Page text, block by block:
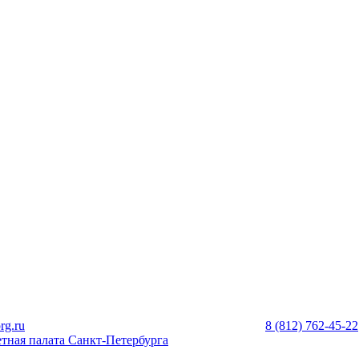
8 (812) 762-45-22
палата Санкт-Петербурга